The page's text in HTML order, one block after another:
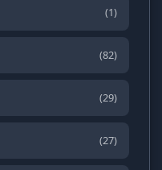
(1)
(82)
(29)
(27)